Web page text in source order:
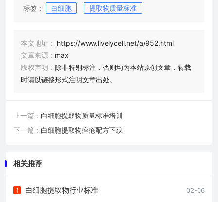
标签： 白细胞 提取物质量标准
本文地址：
https://www.livelycell.net/a/952.html
文章来源： max
版权声明： 除非特别标注，否则均为本站原创文章，转载
时请以链接形式注明文章出处。
上一篇： 白细胞提取物质量标准培训
下一篇： 白细胞提取物痤疮配方下载
相关推荐
02-06
1 白细胞提取物行业标准